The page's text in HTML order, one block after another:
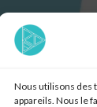
Nous utilisons des
appareils. Nous le